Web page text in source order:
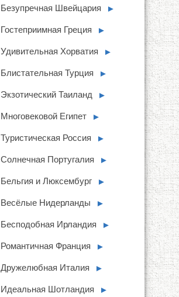
Безупречная Швейцария ►
Гостеприимная Греция ►
Удивительная Хорватия ►
Блистательная Турция ►
Экзотический Таиланд ►
Многовековой Египет ►
Туристическая Россия ►
Солнечная Португалия ►
Бельгия и Люксембург ►
Весёлые Нидерланды ►
Бесподобная Ирландия ►
Романтичная Франция ►
Дружелюбная Италия ►
Идеальная Шотландия ►